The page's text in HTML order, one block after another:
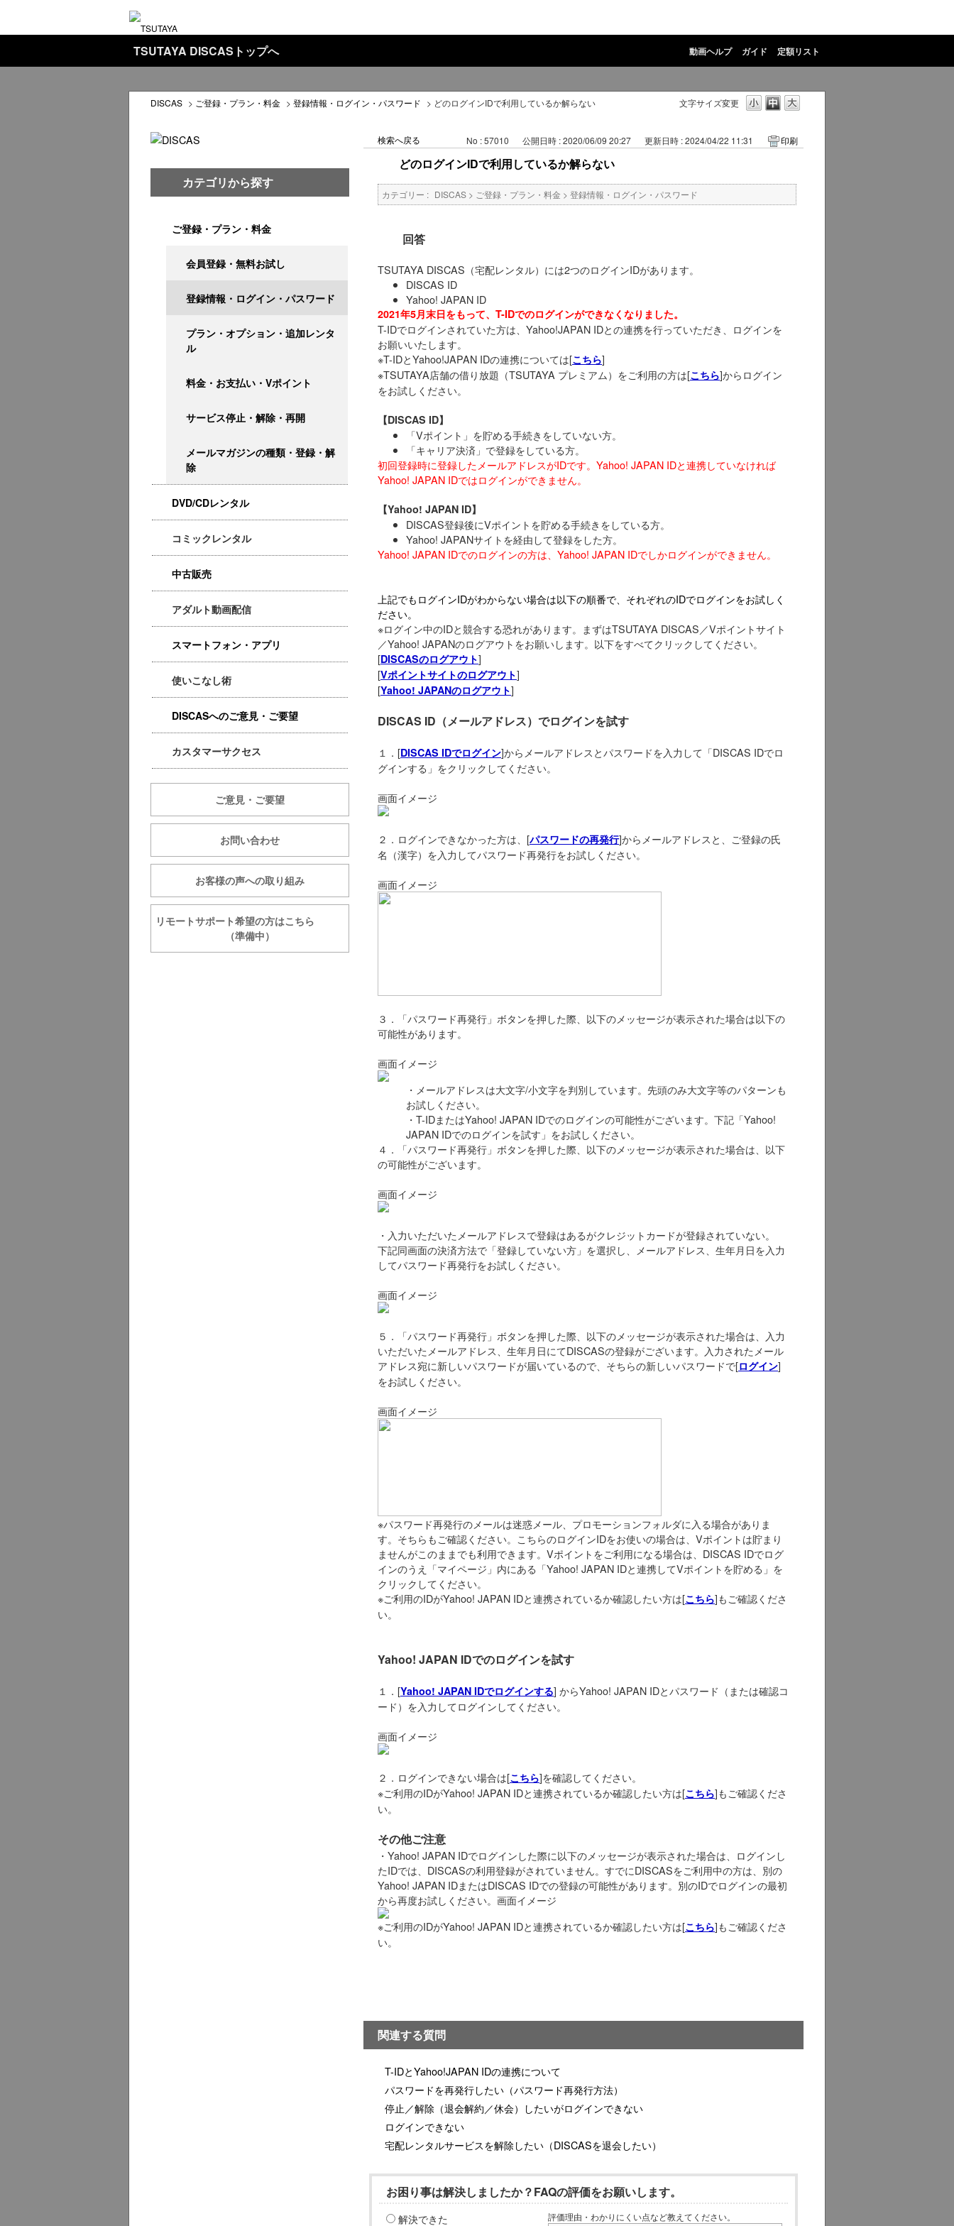
TSUTAYA DISCASトップへ 動画ヘルプ ガイド 定額リスト
文字サイズ変更
DISCAS > ご登録・プラン・料金 > 登録情報・ログイン・パスワード > どのログインIDで利用しているか解らない
カテゴリから探す
ご登録・プラン・料金
会員登録・無料お試し
登録情報・ログイン・パスワード
プラン・オプション・追加レンタ
ル
料金・お支払い・Vポイント
サービス停止・解除・再開
メールマガジンの種類・登録・解
除
DVD/CDレンタル
コミックレンタル
中古販売
アダルト動画配信
スマートフォン・アプリ
使いこなし術
DISCASへのご意見・ご要望
カスタマーサクセス
ご意見・ご要望
お問い合わせ
お客様の声への取り組み
リモートサポート希望の方はこちら
（準備中）
検索へ戻る No : 57010 公開日時 : 2020/06/09 20:27 更新日時 : 2024/04/22 11:31 印刷
どのログインIDで利用しているか解らない
カテゴリー : DISCAS > ご登録・プラン・料金 > 登録情報・ログイン・パスワード
回答
TSUTAYA DISCAS（宅配レンタル）には2つのログインIDがあります。
DISCAS ID
Yahoo! JAPAN ID
2021年5月末日をもって、T-IDでのログインができなくなりました。
T-IDでログインされていた方は、Yahoo!JAPAN IDとの連携を行っていただき、ログインを
お願いいたします。
※T-IDとYahoo!JAPAN IDの連携については[こちら]
※TSUTAYA店舗の借り放題（TSUTAYA プレミアム）をご利用の方は[こちら]からログイン
をお試しください。
【DISCAS ID】
「Vポイント」を貯める手続きをしていない方。
「キャリア決済」で登録をしている方。
初回登録時に登録したメールアドレスがIDです。Yahoo! JAPAN IDと連携していなければ
Yahoo! JAPAN IDではログインができません。
【Yahoo! JAPAN ID】
DISCAS登録後にVポイントを貯める手続きをしている方。
Yahoo! JAPANサイトを経由して登録をした方。
Yahoo! JAPAN IDでのログインの方は、Yahoo! JAPAN IDでしかログインができません。
上記でもログインIDがわからない場合は以下の順番で、それぞれのIDでログインをお試しく
ださい。
※ログイン中のIDと競合する恐れがあります。まずはTSUTAYA DISCAS／Vポイントサイト
／Yahoo! JAPANのログアウトをお願いします。以下をすべてクリックしてください。
[DISCASのログアウト]
[Vポイントサイトのログアウト]
[Yahoo! JAPANのログアウト]
DISCAS ID（メールアドレス）でログインを試す
１．[DISCAS IDでログイン]からメールアドレスとパスワードを入力して「DISCAS IDでロ
グインする」をクリックしてください。
画面イメージ
２．ログインできなかった方は、[パスワードの再発行]からメールアドレスと、ご登録の氏
名（漢字）を入力してパスワード再発行をお試しください。
画面イメージ
３．「パスワード再発行」ボタンを押した際、以下のメッセージが表示された場合は以下の
可能性があります。
画面イメージ
・メールアドレスは大文字/小文字を判別しています。先頭のみ大文字等のパターンも
お試しください。
・T-IDまたはYahoo! JAPAN IDでのログインの可能性がございます。下記「Yahoo!
JAPAN IDでのログインを試す」をお試しください。
４．「パスワード再発行」ボタンを押した際、以下のメッセージが表示された場合は、以下
の可能性がございます。
画面イメージ
・入力いただいたメールアドレスで登録はあるがクレジットカードが登録されていない。
下記同画面の決済方法で「登録していない方」を選択し、メールアドレス、生年月日を入力
してパスワード再発行をお試しください。
画面イメージ
５．「パスワード再発行」ボタンを押した際、以下のメッセージが表示された場合は、入力
いただいたメールアドレス、生年月日にてDISCASの登録がございます。入力されたメール
アドレス宛に新しいパスワードが届いているので、そちらの新しいパスワードで[ログイン]
をお試しください。
画面イメージ
※パスワード再発行のメールは迷惑メール、プロモーションフォルダに入る場合がありま
す。そちらもご確認ください。こちらのログインIDをお使いの場合は、Vポイントは貯まり
ませんがこのままでも利用できます。Vポイントをご利用になる場合は、DISCAS IDでログ
インのうえ「マイページ」内にある「Yahoo! JAPAN IDと連携してVポイントを貯める」を
クリックしてください。
※ご利用のIDがYahoo! JAPAN IDと連携されているか確認したい方は[こちら]もご確認くださ
い。
Yahoo! JAPAN IDでのログインを試す
１．[Yahoo! JAPAN IDでログインする] からYahoo! JAPAN IDとパスワード（または確認コ
ード）を入力してログインしてください。
画面イメージ
２．ログインできない場合は[こちら]を確認してください。
※ご利用のIDがYahoo! JAPAN IDと連携されているか確認したい方は[こちら]もご確認くださ
い。
その他ご注意
・Yahoo! JAPAN IDでログインした際に以下のメッセージが表示された場合は、ログインし
たIDでは、DISCASの利用登録がされていません。すでにDISCASをご利用中の方は、別の
Yahoo! JAPAN IDまたはDISCAS IDでの登録の可能性があります。別のIDでログインの最初
から再度お試しください。画面イメージ
※ご利用のIDがYahoo! JAPAN IDと連携されているか確認したい方は[こちら]もご確認くださ
い。
関連する質問
T-IDとYahoo!JAPAN IDの連携について
パスワードを再発行したい（パスワード再発行方法）
停止／解除（退会解約／休会）したいがログインできない
ログインできない
宅配レンタルサービスを解除したい（DISCASを退会したい）
お困り事は解決しましたか？FAQの評価をお願いします。
解決できた 評価理由・わかりにくい点など教えてください。